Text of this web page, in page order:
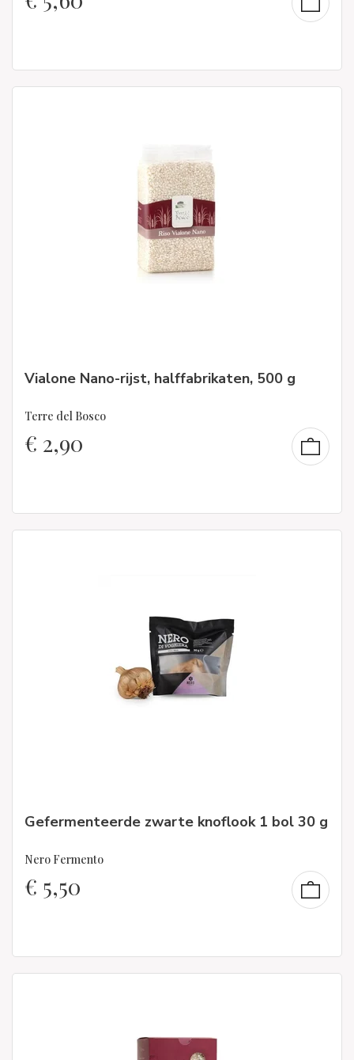
Vialone Nano-rijst, halffabrikaten, 500 g
Terre del Bosco
€ 2,90
Gefermenteerde zwarte knoflook 1 bol 30 g
Nero Fermento
€ 5,50